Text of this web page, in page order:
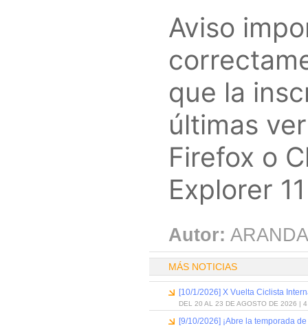
Aviso
que la
últimas
Firefox o
Explorer
Autor:
MÁS NOTICIAS
[10/1/2026] X Vuelta Ciclista
DEL 20 AL 23 DE AGOSTO DE 2026 | 4
[9/10/2026] ¡Abre la temporada